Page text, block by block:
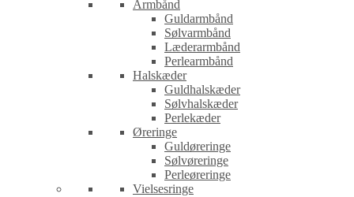
Armbånd
Guldarmbånd
Sølvarmbånd
Læderarmbånd
Perlearmbånd
Halskæder
Guldhalskæder
Sølvhalskæder
Perlekæder
Øreringe
Guldøreringe
Sølvøreringe
Perleøreringe
Vielsesringe